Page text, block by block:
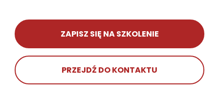
ZAPISZ SIĘ NA SZKOLENIE
PRZEJDŹ DO KONTAKTU